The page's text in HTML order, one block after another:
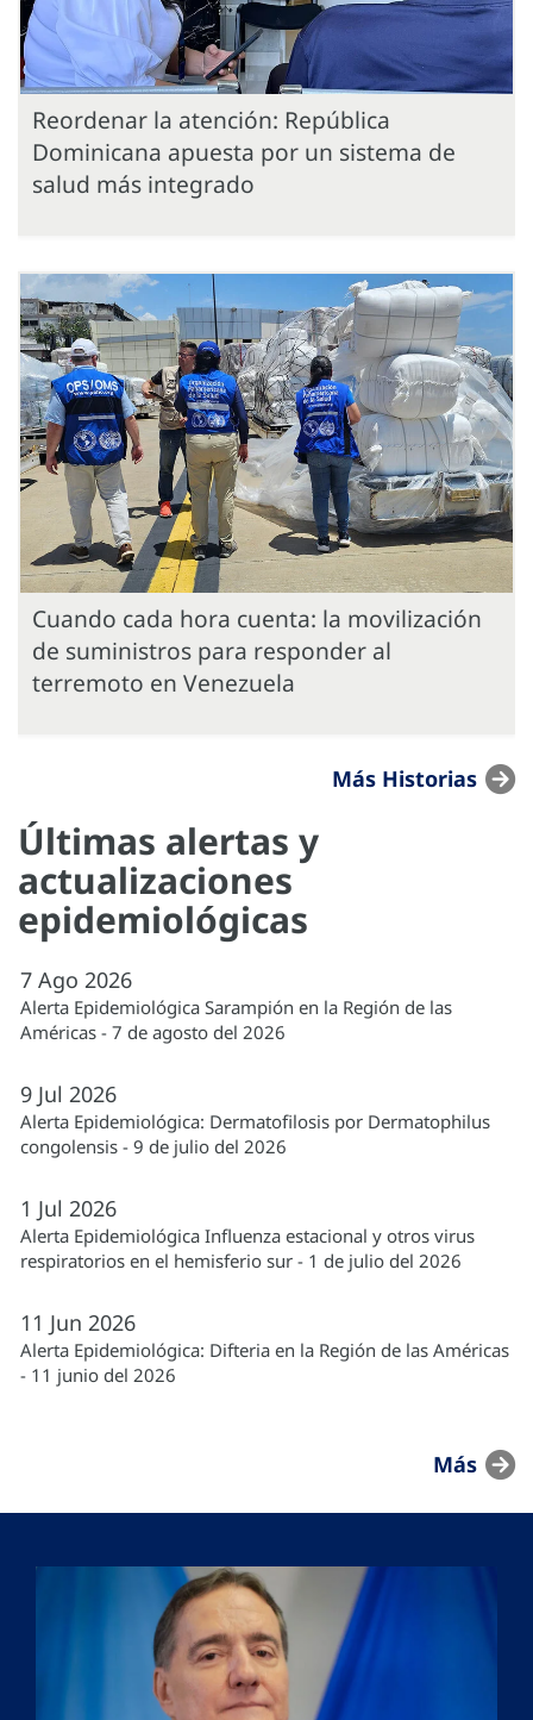
Reordenar la atención: República
Dominicana apuesta por un sistema de
salud más integrado
Cuando cada hora cuenta: la movilización
de suministros para responder al
terremoto en Venezuela
Más Historias
Últimas alertas y
actualizaciones
epidemiológicas
7 Ago 2026
Alerta Epidemiológica Sarampión en la Región de las
Américas - 7 de agosto del 2026
9 Jul 2026
Alerta Epidemiológica: Dermatofilosis por Dermatophilus
congolensis - 9 de julio del 2026
1 Jul 2026
Alerta Epidemiológica Influenza estacional y otros virus
respiratorios en el hemisferio sur - 1 de julio del 2026
11 Jun 2026
Alerta Epidemiológica: Difteria en la Región de las Américas
- 11 junio del 2026
Más